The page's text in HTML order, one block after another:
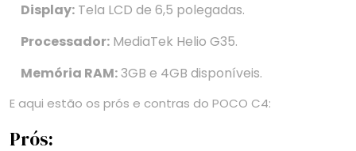
Display: Tela LCD de 6,5 polegadas.
Processador: MediaTek Helio G35.
Memória RAM:3GB e 4GB disponíveis.
E aqui estão os prós e contras do POCO C4:
Prós: